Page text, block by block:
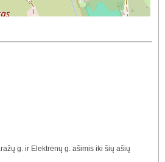
g. ir Elektrėnų g. ašimis iki šių ašių